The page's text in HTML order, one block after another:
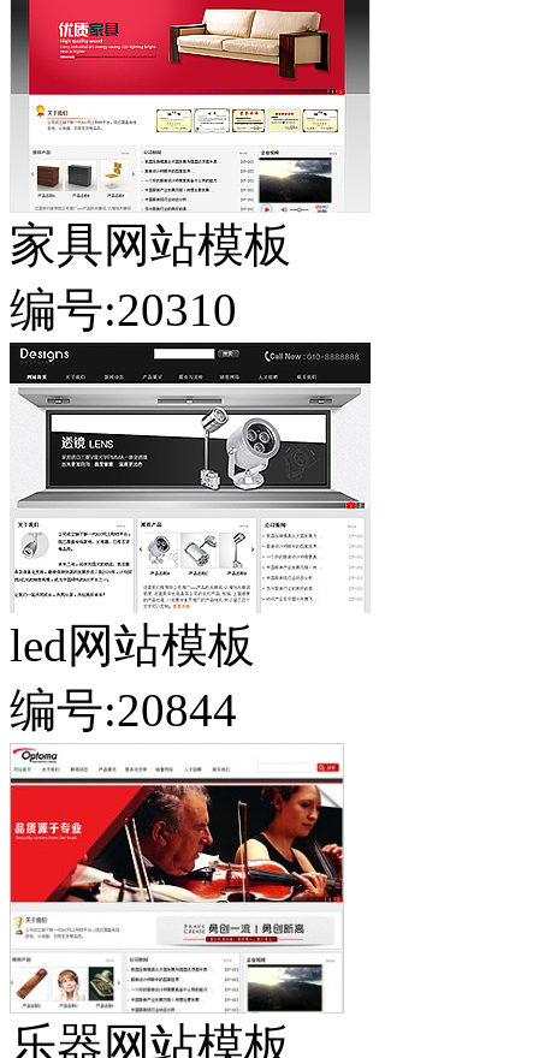
家具网站模板
编号:20310
led网站模板
编号:20844
乐器网站模板